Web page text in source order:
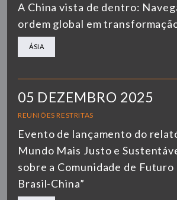
A China vista de dentro:
ordem global em
ÁSIA
05 DEZEMBRO 2025
REUNIÕES RESTRITAS
Evento de lançamento do
Mundo Mais Justo e
sobre a Comunidade de
Brasil-China”